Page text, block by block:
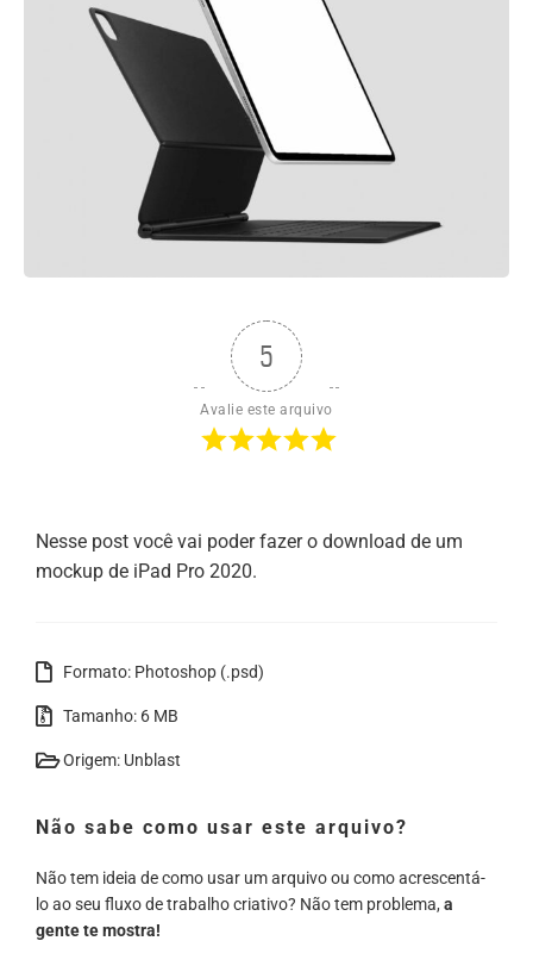
5
Avalie este arquivo
Nesse post você vai poder fazer o download de um
mockup de iPad Pro 2020.
Formato: Photoshop (.psd)
Tamanho: 6 MB
Origem: Unblast
Não sabe como usar este arquivo?
Não tem ideia de como usar um arquivo ou como acrescentá-
lo ao seu fluxo de trabalho criativo? Não tem problema, a
gente te mostra!